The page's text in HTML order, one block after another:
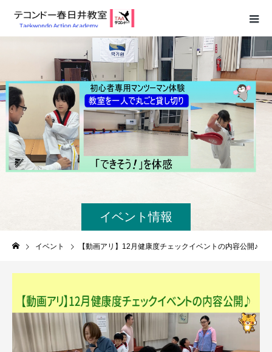
イベント情報
イベント 【動画アリ】12月健康度チェックイベントの内容公開♪